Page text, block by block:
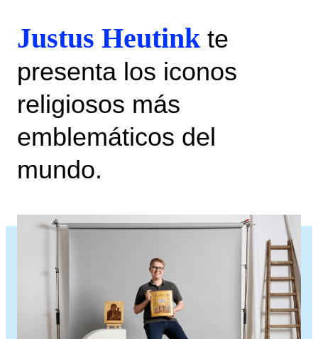
Justus Heutink te
presenta los iconos
religiosos más
emblemáticos del
mundo.